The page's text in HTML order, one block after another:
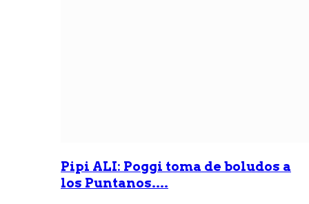
Pipi ALI: Poggi toma de boludos a
los Puntanos....